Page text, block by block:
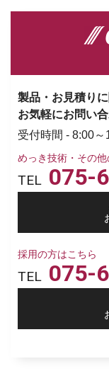
製品・お見積り
お気軽にお問い
受付時間 - 8:00～
めっき技術・その
TEL 075-
採用の方はこちら
TEL 075-